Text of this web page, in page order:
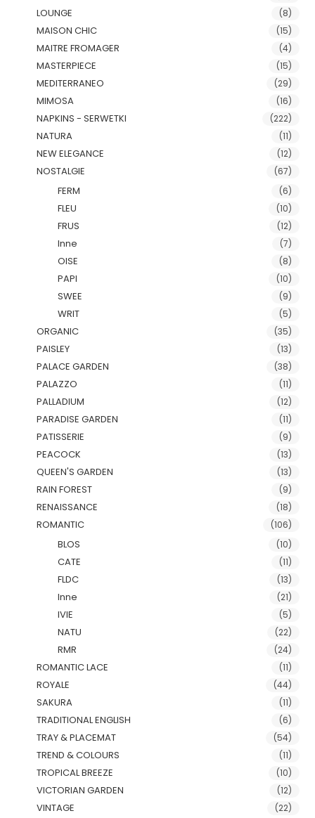
LOUNGE (8)
MAISON CHIC (15)
MAITRE FROMAGER (4)
MASTERPIECE (15)
MEDITERRANEO (29)
MIMOSA (16)
NAPKINS - SERWETKI (222)
NATURA (11)
NEW ELEGANCE (12)
NOSTALGIE (67)
FERM (6)
FLEU (10)
FRUS (12)
Inne (7)
OISE (8)
PAPI (10)
SWEE (9)
WRIT (5)
ORGANIC (35)
PAISLEY (13)
PALACE GARDEN (38)
PALAZZO (11)
PALLADIUM (12)
PARADISE GARDEN (11)
PATISSERIE (9)
PEACOCK (13)
QUEEN'S GARDEN (13)
RAIN FOREST (9)
RENAISSANCE (18)
ROMANTIC (106)
BLOS (10)
CATE (11)
FLDC (13)
Inne (21)
IVIE (5)
NATU (22)
RMR (24)
ROMANTIC LACE (11)
ROYALE (44)
SAKURA (11)
TRADITIONAL ENGLISH (6)
TRAY & PLACEMAT (54)
TREND & COLOURS (11)
TROPICAL BREEZE (10)
VICTORIAN GARDEN (12)
VINTAGE (22)